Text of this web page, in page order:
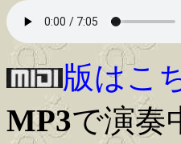
版はこ
MP3で演奏